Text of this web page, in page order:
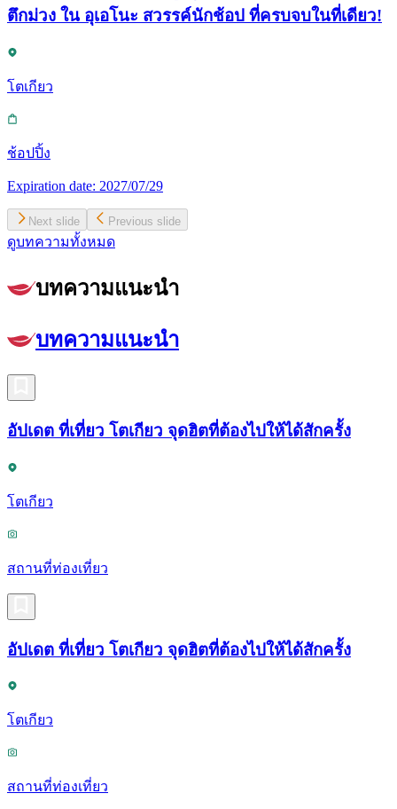
ตึกม่วง ใน อุเอโนะ สวรรค์นักช้อป ที่ครบจบในที่เดียว!
โตเกียว
ช้อปปิ้ง
Expiration date: 2027/07/29
Next slide Previous slide
ดูบทความทั้งหมด
บทความแนะนำ
บทความแนะนำ
อัปเดต ที่เที่ยว โตเกียว จุดฮิตที่ต้องไปให้ได้สักครั้ง
โตเกียว
สถานที่ท่องเที่ยว
อัปเดต ที่เที่ยว โตเกียว จุดฮิตที่ต้องไปให้ได้สักครั้ง
โตเกียว
สถานที่ท่องเที่ยว